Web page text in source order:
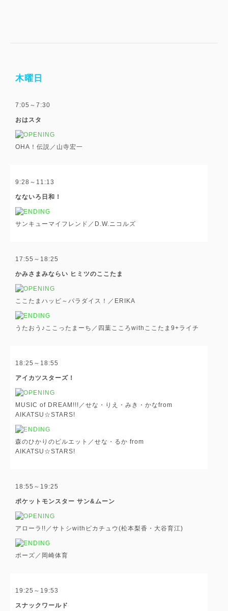
木曜日
7:05～7:30
おはスタ
OHA！伝説／山寺宏一
9:28～11:13
なないろ日和！
サンキューマイフレンド／D.W.ニコルズ
17:55～18:25
かみさまみならい ヒミツのここたま
ここたまハッピ～パラダイス！／ERIKA
うたおう♪ここったまーち／四葉こころwithここたま9+ライチ
18:25～18:55
アイカツスターズ！
MUSIC of DREAM!!!／せな・りえ・みき・かなfrom
AIKATSU☆STARS!
森のひかりのピルエット／せな・るか from
AIKATSU☆STARS!
18:55～19:25
ポケットモンスター サン&ムーン
アローラ!!／サトシwithピカチュウ(松本梨香・大谷育江)
ポーズ／岡崎体育
19:25～19:53
スナックワールド